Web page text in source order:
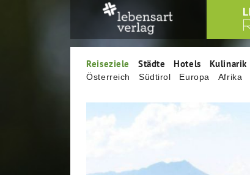
Reiseziele
Österreich Südtirol Europa Afrika
Städte Hotels Kulinarik